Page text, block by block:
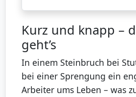
Kurz und knapp –
geht’s
In einem Steinbruch bei
bei einer Sprengung ein
Arbeiter ums Leben – was